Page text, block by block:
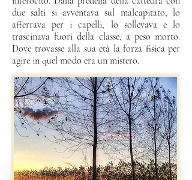
due salti si avventava sul malcapitato, lo
afferrava per i capelli, lo sollevava e lo
trascinava fuori della classe, a peso morto.
Dove trovasse alla sua età la forza fisica per
agire in quel modo era un mistero.